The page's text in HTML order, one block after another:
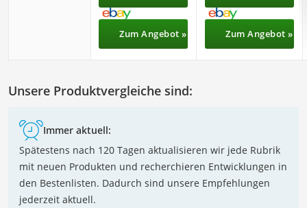
Zum Angebot » Zum Angebot »
Unsere Produktvergleiche sind:
Immer aktuell:
Spätestens nach 120 Tagen aktualisieren wir jede Rubrik
mit neuen Produkten und recherchieren Entwicklungen in
den Bestenlisten. Dadurch sind unsere Empfehlungen
jederzeit aktuell.